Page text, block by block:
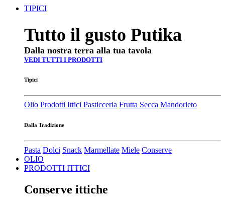
TIPICI
Tutto il gusto Putika
Dalla nostra terra alla tua tavola
VEDI TUTTI I PRODOTTI
Tipici
Olio Prodotti Ittici Pasticceria Frutta Secca Mandorleto
Dalla Tradizione
Pasta Dolci Snack Marmellate Miele Conserve
OLIO
PRODOTTI ITTICI
Conserve ittiche